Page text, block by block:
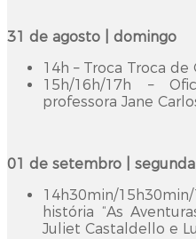
31 de agosto | domingo
14h – Troca Troca de
15h/16h/17h –
professora Jane
01 de setembro |
14h30min/
história “As
Juliet Castaldello e